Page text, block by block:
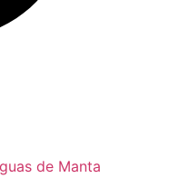
de Manta